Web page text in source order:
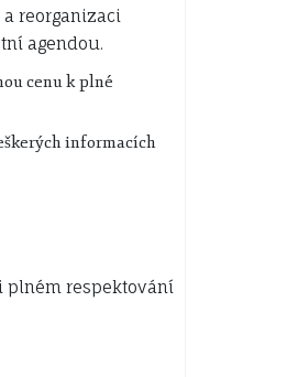
reorganizaci
agendou.
cenu k plné
informacích
respektování